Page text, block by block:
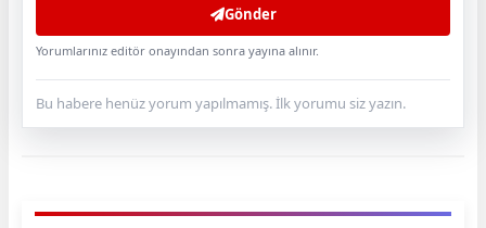
Gönder
Yorumlarınız editör onayından sonra yayına alınır.
Bu habere henüz yorum yapılmamış. İlk yorumu siz yazın.